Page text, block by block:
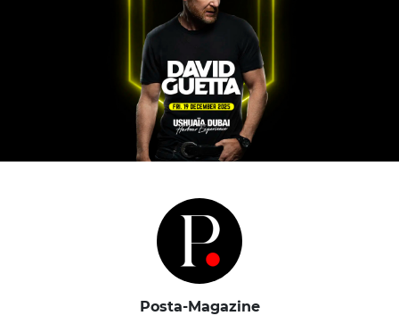
Posta-Magazine